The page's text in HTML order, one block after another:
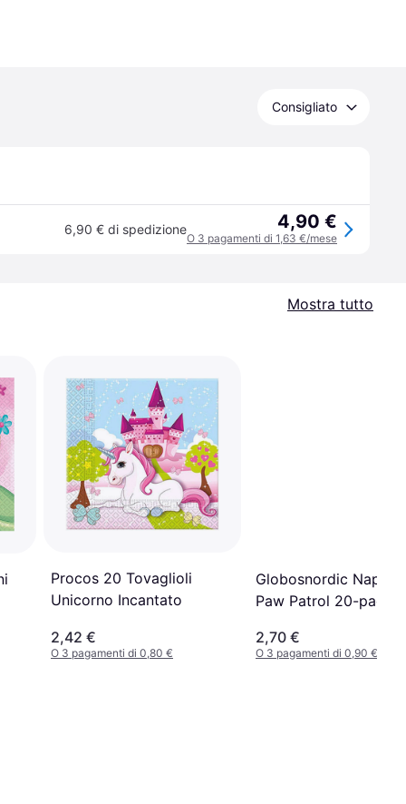
Consigliato
6,90 € di spedizione 4,90 €
O 3 pagamenti di 1,63 €/mese
Mostra tutto
Procos 20 Tovaglioli
Unicorno Incantato
2,42 €
O 3 pagamenti di 0,80 €
Globosnordic
Paw Patrol 20-pack
2,70 €
O 3 pagamenti di 0,90 €